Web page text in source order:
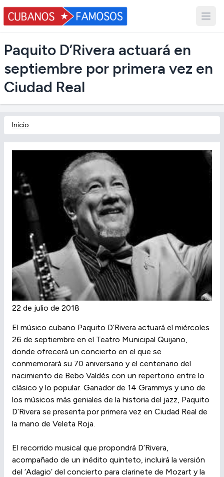
Paquito D’Rivera actuará en
septiembre por primera vez en
Ciudad Real
Inicio
22 de julio de 2018
El músico cubano Paquito D’Rivera actuará el miércoles
26 de septiembre en el Teatro Municipal Quijano,
donde ofrecerá un concierto en el que se
conmemorará su 70 aniversario y el centenario del
nacimiento de Bebo Valdés con un repertorio entre lo
clásico y lo popular. Ganador de 14 Grammys y uno de
los músicos más geniales de la historia del jazz, Paquito
D’Rivera se presenta por primera vez en Ciudad Real de
la mano de Veleta Roja.
El recorrido musical que propondrá D’Rivera,
acompañado de un inédito quinteto, incluirá la versión
del ‘Adagio’ del concierto para clarinete de Mozart y la